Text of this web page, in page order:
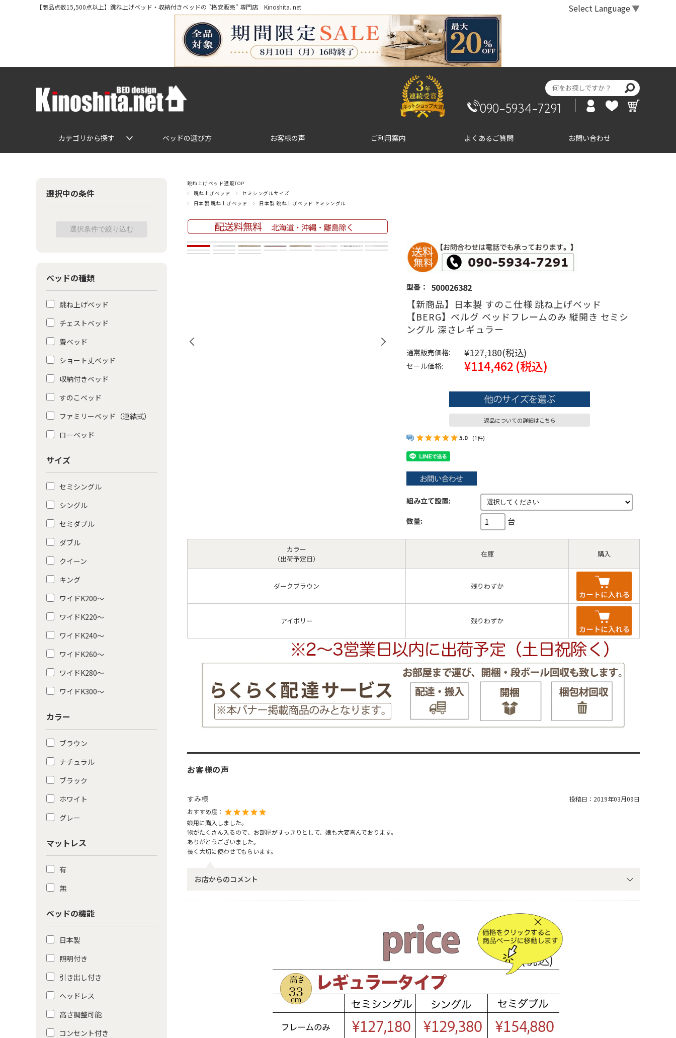
【商品点数15,500点以上】跳ね上げベッド・収納付きベッドの "格安販売" 専門店 Kinoshita. net Select Language▼
090-5934-7291
カテゴリから探す ベッドの選び方 お客様の声 ご利用案内 よくあるご質問 お問い合わせ
跳ね上げベッド通販TOP
跳ね上げベッド
セミシングルサイズ
日本製 跳ね上げベッド
日本製 跳ね上げベッド セミシングル
型番： 500026382
【新商品】日本製 すのこ仕様 跳ね上げベッド
【BERG】ベルグ ベッドフレームのみ 縦開き セミシ
ングル 深さレギュラー
通常販売価格: ¥127,180(税込)
セール価格: ¥114,462 (税込)
返品についての詳細はこちら
5.0 (1件)
組み立て設置:
数量:
台
カラー
（出荷予定日）
在庫 購入
ダークブラウン 残りわずか
アイボリー 残りわずか
お客様の声
すみ様 投稿日： 2019年03月09日
おすすめ度：
娘用に購入しました。
物がたくさん入るので、お部屋がすっきりとして、娘も大変喜んでおります。
ありがとうございました。
長く大切に使わせてもらいます。
お店からのコメント
選択中の条件
ベッドの種類
跳ね上げベッド
チェストベッド
畳ベッド
ショート丈ベッド
収納付きベッド
すのこベッド
ファミリーベッド（連結式）
ローベッド
サイズ
セミシングル
シングル
セミダブル
ダブル
クイーン
キング
ワイドK200〜
ワイドK220〜
ワイドK240〜
ワイドK260〜
ワイドK280〜
ワイドK300〜
カラー
ブラウン
ナチュラル
ブラック
ホワイト
グレー
マットレス
有
無
ベッドの機能
日本製
照明付き
引き出し付き
ヘッドレス
高さ調整可能
コンセント付き